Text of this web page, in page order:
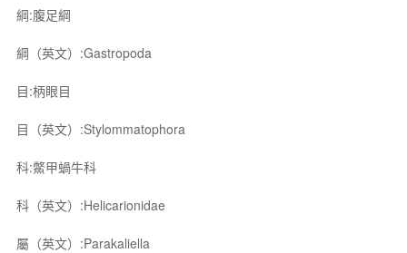
綱:腹足綱
綱（英文）:Gastropoda
目:柄眼目
目（英文）:Stylommatophora
科:鱉甲蝸牛科
科（英文）:Helicarionidae
屬（英文）:Parakaliella